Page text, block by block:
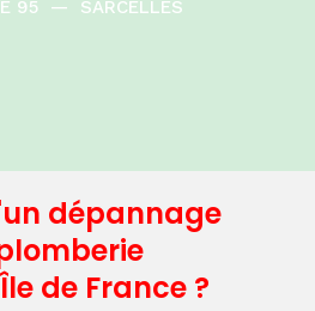
95
— SARCELLES
dépannage
de France ?